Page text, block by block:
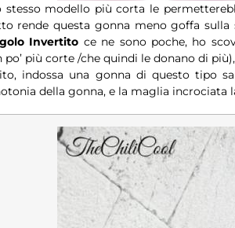
stesso modello più corta le
rende questa gonna meno goffa
Invertito ce ne sono poche, ho
po’ più corte /che quindi le donano di
indossa una gonna di questo tipo
della gonna, e la maglia incrociata